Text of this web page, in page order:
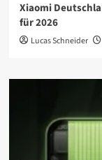
Xiaomi
für 2026
Lucas Schneider